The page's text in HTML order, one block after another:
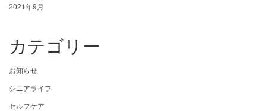
2021年9月
カテゴリー
お知らせ
シニアライフ
セルフケア